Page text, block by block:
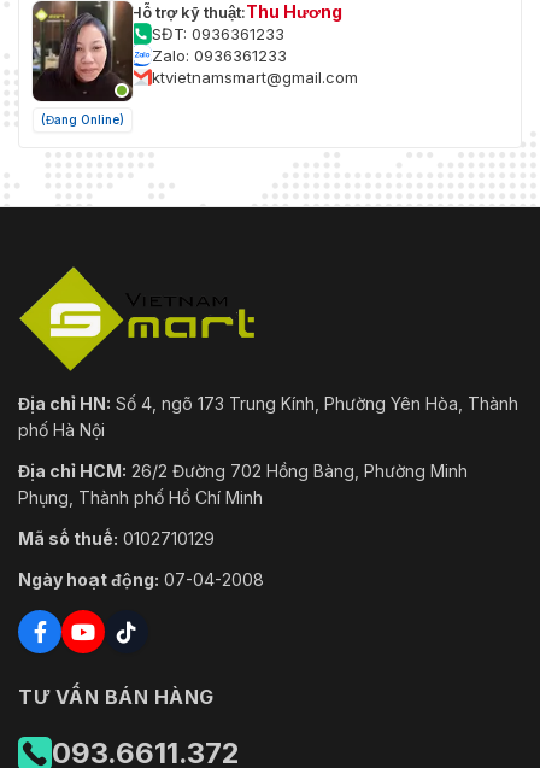
(Đang Online)
Hỗ trợ kỹ thuật:Thu Hương
SĐT: 0936361233
Zalo: 0936361233
ktvietnamsmart@gmail.com
Địa chỉ HN: Số 4, ngõ 173 Trung Kính, Phường Yên Hòa, Thành
phố Hà Nội
Địa chỉ HCM: 26/2 Đường 702 Hồng Bàng, Phường Minh
Phụng, Thành phố Hồ Chí Minh
Mã số thuế: 0102710129
Ngày hoạt động: 07-04-2008
TƯ VẤN BÁN HÀNG
093.6611.372